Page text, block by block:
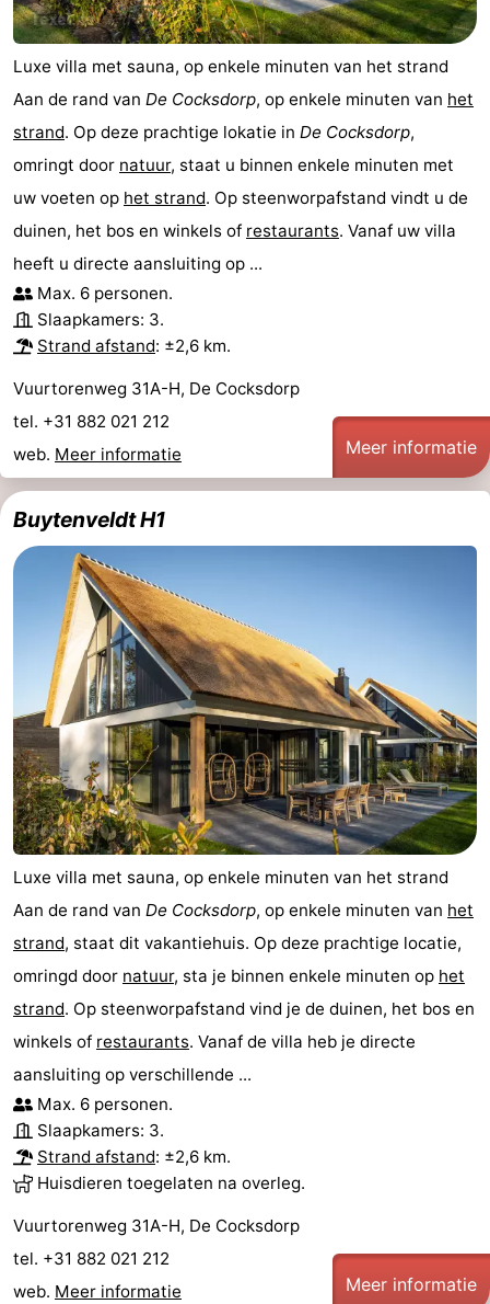
Kennermerland
Haarlem
-
Zandvoort
Weer
Contact
Luxe villa met sauna, op enkele minuten van het strand
Aan de rand van De Cocksdorp, op enkele minuten van het
strand. Op deze prachtige lokatie in De Cocksdorp,
omringt door natuur, staat u binnen enkele minuten met
uw voeten op het strand. Op steenworpafstand vindt u de
duinen, het bos en winkels of restaurants. Vanaf uw villa
heeft u directe aansluiting op ...
Max. 6 personen.
Slaapkamers: 3.
Strand afstand: ±2,6 km.
Vuurtorenweg 31A-H, De Cocksdorp
tel. +31 882 021 212
web. Meer informatie Meer informatie
Buytenveldt H1
Luxe villa met sauna, op enkele minuten van het strand
Aan de rand van De Cocksdorp, op enkele minuten van het
strand, staat dit vakantiehuis. Op deze prachtige locatie,
omringd door natuur, sta je binnen enkele minuten op het
strand. Op steenworpafstand vind je de duinen, het bos en
winkels of restaurants. Vanaf de villa heb je directe
aansluiting op verschillende ...
Max. 6 personen.
Slaapkamers: 3.
Strand afstand: ±2,6 km.
Huisdieren toegelaten na overleg.
Vuurtorenweg 31A-H, De Cocksdorp
tel. +31 882 021 212
web. Meer informatie Meer informatie